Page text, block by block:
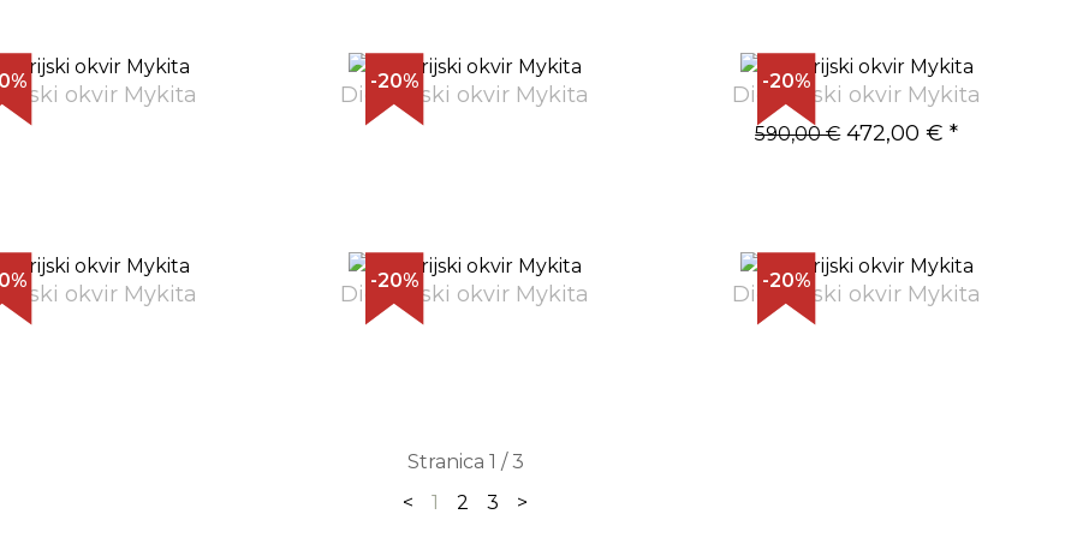
okvir Mykita
-20%
Dioptrijski okvir Mykita
-20%
Dioptrijski okvir Mykita
590,00 €472,00 € *
okvir Mykita
-20%
Dioptrijski okvir Mykita
-20%
Dioptrijski okvir Mykita
Stranica 1 / 3
<
1 2 3 >